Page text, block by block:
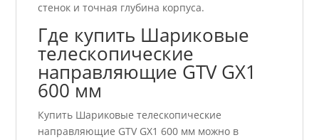
стенок и точная глубина корпуса.
Где купить Шариковые
телескопические
направляющие GTV GX1
600 мм
Купить Шариковые телескопические
направляющие GTV GX1 600 мм можно в